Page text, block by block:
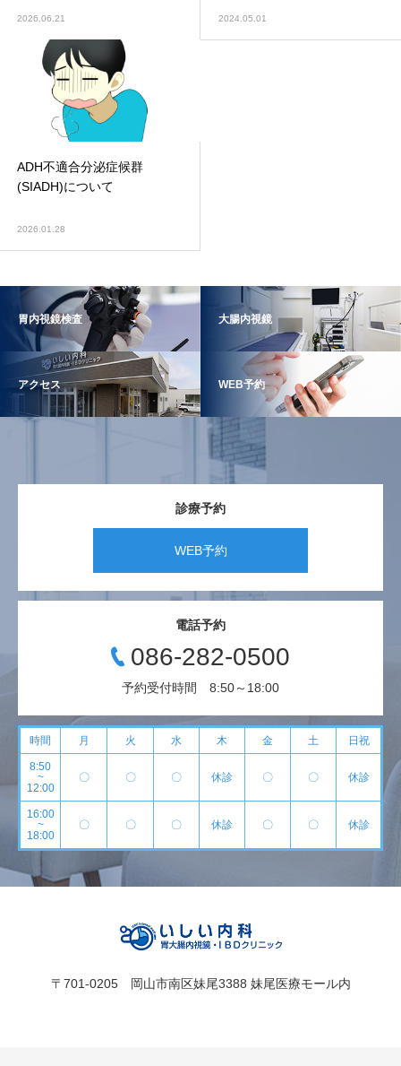
2026.06.21 2024.05.01
ADH不適合分泌症候群
(SIADH)について
2026.01.28
胃内視鏡検査 大腸内視鏡
アクセス WEB予約
診療予約
WEB予約
電話予約
086-282-0500
予約受付時間 8:50～18:00
時間 月 火 水 木 金 土 日祝
8:50
~
12:00
〇 〇 〇 休診 〇 〇 休診
16:00
~
18:00
〇 〇 〇 休診 〇 〇 休診
〒701-0205 岡山市南区妹尾3388 妹尾医療モール内